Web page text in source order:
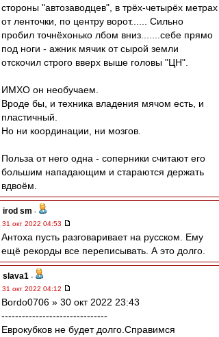
стороны "автозаводцев", в трёх-четырёх метрах
от ленточки, по центру ворот...... Сильно
пробил точнёхонько лбом вниз.......себе прямо
под ноги - ажник мячик от сырой земли
отскочил строго вверх выше головы "ЦН".
ИМХО он необучаем.
Вроде бы, и техника владения мячом есть, и
пластичный.
Но ни координации, ни мозгов.
Польза от него одна - соперники считают его
большим нападающим и стараются держать
вдвоём.
irod sm -
31 окт 2022 04:53
Антоха пусть разговаривает на русском. Ему
ещё рекорды все переписывать. А это долго.
slava1 -
31 окт 2022 04:12
Bordo0706 » 30 окт 2022 23:43
-------------------------------
Еврокубков не будет долго.Справимся